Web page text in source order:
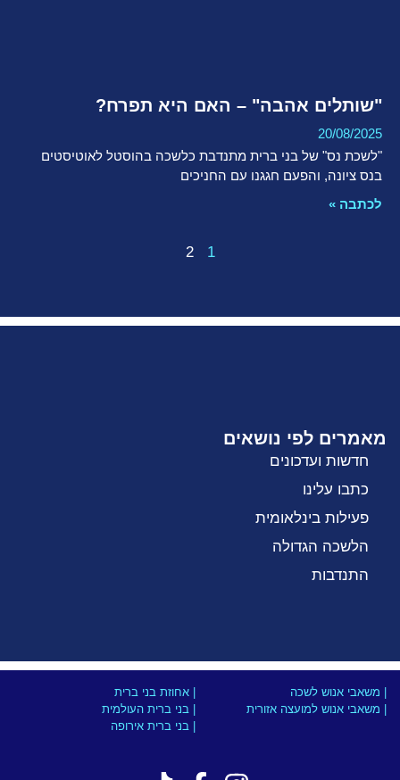
"שותלים אהבה" – האם היא תפרח?
20/08/2025
"לשכת נס" של בני ברית מתנדבת כלשכה בהוסטל לאוטיסטים
בנס ציונה, והפעם חגגנו עם החניכים
לכתבה »
1
2
מאמרים לפי נושאים
חדשות ועדכונים
כתבו עלינו
פעילות בינלאומית
הלשכה הגדולה
התנדבות
| משאבי אנוש לשכה
| משאבי אנוש למועצה אזורית
| אחוזת בני ברית
| בני ברית העולמית
| בני ברית אירופה